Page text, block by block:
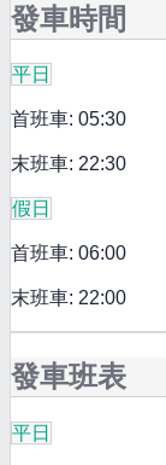
發車時間
平日
首班車: 05:30
末班車: 22:30
假日
首班車: 06:00
末班車: 22:00
發車班表
平日